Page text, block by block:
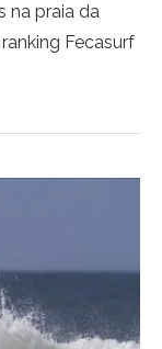
na praia da
Fecasurf